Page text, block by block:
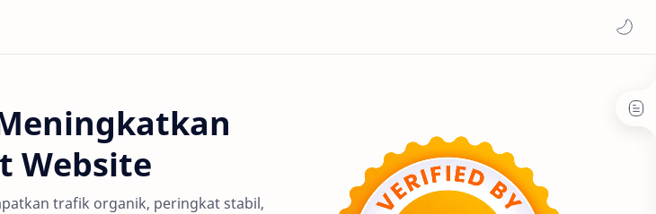
Website
trafik organik, peringkat stabil,